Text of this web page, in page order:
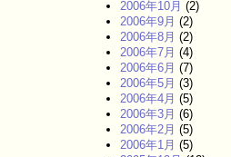
2006年10月 (2)
2006年9月 (2)
2006年8月 (2)
2006年7月 (4)
2006年6月 (7)
2006年5月 (3)
2006年4月 (5)
2006年3月 (6)
2006年2月 (5)
2006年1月 (5)